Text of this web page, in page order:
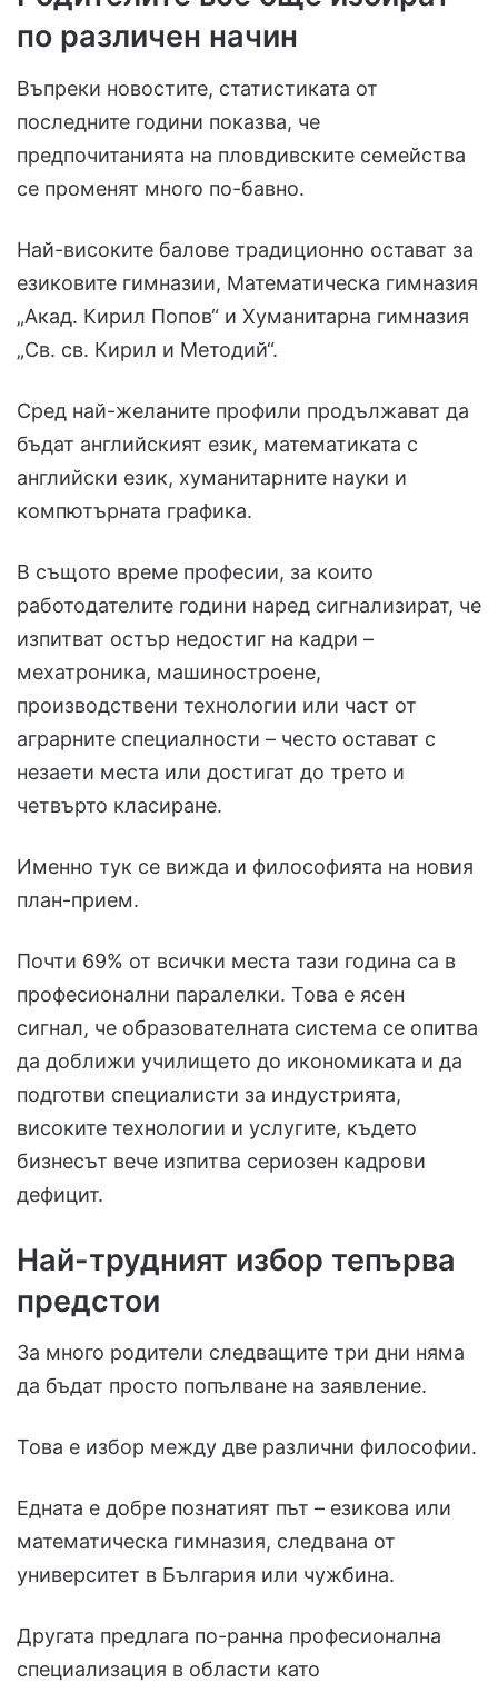
по различен начин
Въпреки новостите, статистиката от
последните години показва, че
предпочитанията на пловдивските семейства
се променят много по-бавно.
Най-високите балове традиционно остават за
езиковите гимназии, Математическа гимназия
„Акад. Кирил Попов“ и Хуманитарна гимназия
„Св. св. Кирил и Методий“.
Сред най-желаните профили продължават да
бъдат английският език, математиката с
английски език, хуманитарните науки и
компютърната графика.
В същото време професии, за които
работодателите години наред сигнализират, че
изпитват остър недостиг на кадри –
мехатроника, машиностроене,
производствени технологии или част от
аграрните специалности – често остават с
незаети места или достигат до трето и
четвърто класиране.
Именно тук се вижда и философията на новия
план-прием.
Почти 69% от всички места тази година са в
професионални паралелки. Това е ясен
сигнал, че образователната система се опитва
да доближи училището до икономиката и да
подготви специалисти за индустрията,
високите технологии и услугите, където
бизнесът вече изпитва сериозен кадрови
дефицит.
Най-трудният избор тепърва
предстои
За много родители следващите три дни няма
да бъдат просто попълване на заявление.
Това е избор между две различни философии.
Едната е добре познатият път – езикова или
математическа гимназия, следвана от
университет в България или чужбина.
Другата предлага по-ранна професионална
специализация в области като